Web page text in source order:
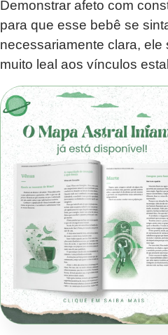
Demonstrar afeto com
para que esse bebê se
necessariamente clara,
muito leal aos vínculos